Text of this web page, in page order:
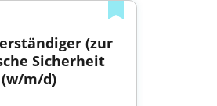
(zur
Sicherheit
m/d)